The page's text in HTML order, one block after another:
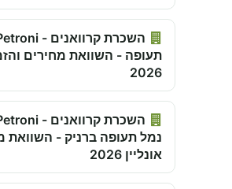
תעופה - השוואת מחירים
2026
נמל תעופה ברניק - השוואת
אונליין 2026